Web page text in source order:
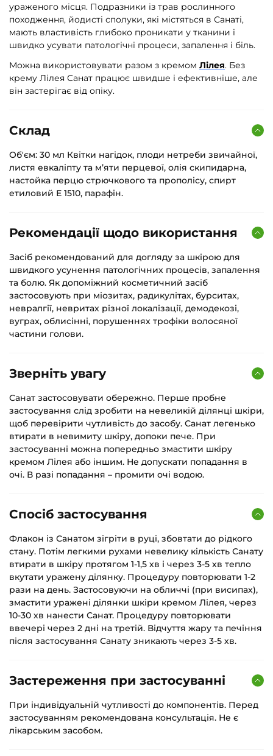
ураженого місця. Подразники із трав рослинного
походження, йодисті сполуки, які містяться в Санаті,
мають властивість глибоко проникати у тканини і
швидко усувати патологічні процеси, запалення і біль.
Можна використовувати разом з кремом Лілея. Без
крему Лілея Санат працює швидше і ефективніше, але
він застерігає від опіку.
Склад
Об'єм: 30 мл Квітки нагідок, плоди нетреби звичайної,
листя евкаліпту та м’яти перцевої, олія скипидарна,
настойка перцю стрючкового та прополісу, спирт
етиловий Е 1510, парафін.
Рекомендації щодо використання
Засіб рекомендований для догляду за шкірою для
швидкого усунення патологічних процесів, запалення
та болю. Як допоміжний косметичний засіб
застосовують при міозитах, радикулітах, бурситах,
невралгії, невритах різної локалізації, демодекозі,
вуграх, облисінні, порушеннях трофіки волосяної
частини голови.
Зверніть увагу
Санат застосовувати обережно. Перше пробне
застосування слід зробити на невеликій ділянці шкіри,
щоб перевірити чутливість до засобу. Санат легенько
втирати в невимиту шкіру, допоки пече. При
застосуванні можна попередньо змастити шкіру
кремом Лілея або іншим. Не допускати попадання в
очі. В разі попадання – промити очі водою.
Спосіб застосування
Флакон із Санатом зігріти в руці, збовтати до рідкого
стану. Потім легкими рухами невелику кількість Санату
втирати в шкіру протягом 1-1,5 хв і через 3-5 хв тепло
вкутати уражену ділянку. Процедуру повторювати 1-2
рази на день. Застосовуючи на обличчі (при висипах),
змастити уражені ділянки шкіри кремом Лілея, через
10-30 хв нанести Санат. Процедуру повторювати
ввечері через 2 дні на третій. Відчуття жару та печіння
після застосування Санату зникають через 3-5 хв.
Застереження при застосуванні
При індивідуальній чутливості до компонентів. Перед
застосуванням рекомендована консультація. Не є
лікарським засобом.